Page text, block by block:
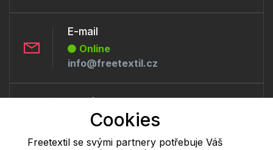
E-mail
Online
info@freetextil.cz
Telefon :
Offline
Cookies
Freetextil se svými partnery potřebuje Váš